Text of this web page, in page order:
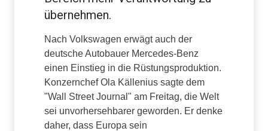
übernehmen.
Nach Volkswagen erwägt auch der
deutsche Autobauer Mercedes-Benz
einen Einstieg in die Rüstungsproduktion.
Konzernchef Ola Källenius sagte dem
"Wall Street Journal" am Freitag, die Welt
sei unvorhersehbarer geworden. Er denke
daher, dass Europa sein